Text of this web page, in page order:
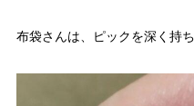
布袋さんは、ピックを深く持ち